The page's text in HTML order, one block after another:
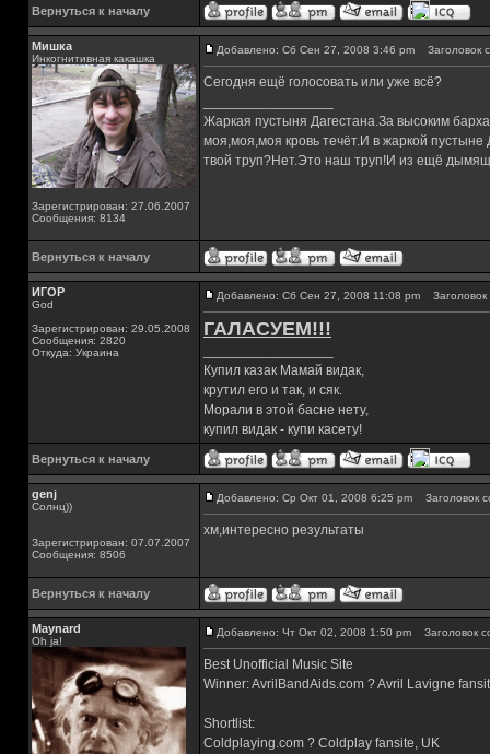
Вернуться к началу
Мишка
Инкогнитивная какашка
Зарегистрирован: 27.06.2007
Сообщения: 8134
Добавлено: Сб Сен 27, 2008 3:46 pm Заголовок
Сегодня ещё голосовать или уже всё?
Жаркая пустыня Дагестана.За высоким
моя,моя,моя кровь течёт.И в жаркой
твой труп?Нет.Это наш труп!И из ещё
Вернуться к началу
ИГОР
God
Зарегистрирован: 29.05.2008
Сообщения: 2820
Откуда: Украина
Добавлено: Сб Сен 27, 2008 11:08 pm
ГАЛАСУЕМ!!!
Купил казак Мамай видак,
крутил его и так, и сяк.
Морали в этой басне нету,
купил видак - купи касету!
Вернуться к началу
genj
Солнц))
Зарегистрирован: 07.07.2007
Сообщения: 8506
Добавлено: Ср Окт 01, 2008 6:25 pm Заголовок
хм,интересно результаты
Вернуться к началу
Maynard
Oh ja!
Добавлено: Чт Окт 02, 2008 1:50 pm Заголовок
Best Unofficial Music Site
Winner: AvrilBandAids.com ? Avril Lavigne
Shortlist:
Coldplaying.com ? Coldplay fansite, UK